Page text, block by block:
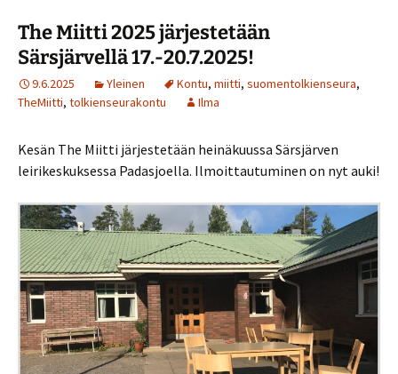
The Miitti 2025 järjestetään
Särsjärvellä 17.-20.7.2025!
9.6.2025 Yleinen Kontu, miitti, suomentolkienseura,
TheMiitti, tolkienseurakontu Ilma
Kesän The Miitti järjestetään heinäkuussa Särsjärven
leirikeskuksessa Padasjoella. Ilmoittautuminen on nyt auki!